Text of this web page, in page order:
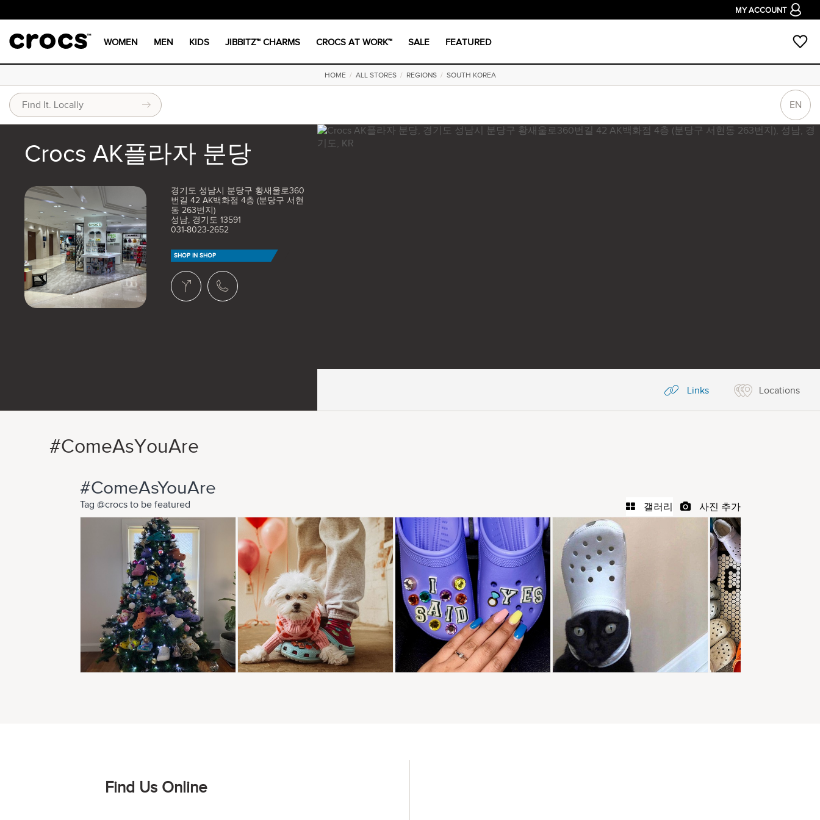
MY ACCOUNT
WOMEN MEN KIDS JIBBITZ™ CHARMS CROCS AT WORK™ SALE FEATURED
HOME/ ALL STORES/ REGIONS/ SOUTH KOREA
EN
Crocs AK플라자 분당
경기도 성남시 분당구 황새울로360
번길 42 AK백화점 4층 (분당구 서현
동 263번지)
성남, 경기도 13591
031-8023-2652
SHOP IN SHOP
Links Locations
#ComeAsYouAre
Find Us Online